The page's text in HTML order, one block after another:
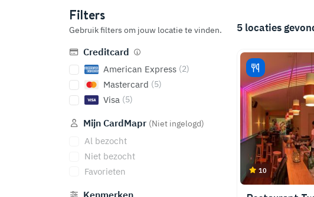
Filters
Gebruik filters om jouw locatie te vinden.
Creditcard
American Express (2)
Mastercard (5)
Visa (5)
Mijn CardMapr (Niet ingelogd)
Al bezocht
Niet bezocht
Favorieten
Kenmerken
5 locaties
10